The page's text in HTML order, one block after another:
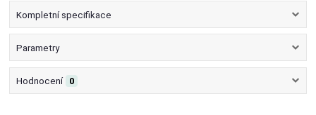
Kompletní specifikace
Parametry
Hodnocení 0